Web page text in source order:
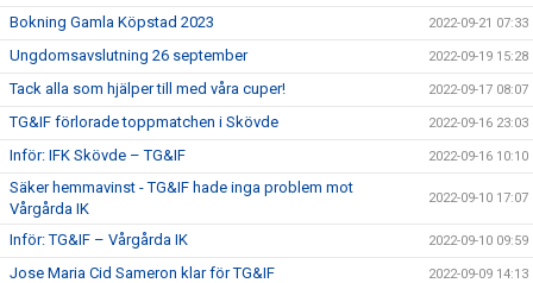
Bokning Gamla Köpstad 2023 2022-09-21 07:33
Ungdomsavslutning 26 september 2022-09-19 15:28
Tack alla som hjälper till med våra cuper! 2022-09-17 08:07
TG&IF förlorade toppmatchen i Skövde 2022-09-16 23:03
Inför: IFK Skövde – TG&IF 2022-09-16 10:10
Säker hemmavinst - TG&IF hade inga problem mot
Vårgårda IK
2022-09-10 17:07
Inför: TG&IF – Vårgårda IK 2022-09-10 09:59
Jose Maria Cid Sameron klar för TG&IF 2022-09-09 14:13